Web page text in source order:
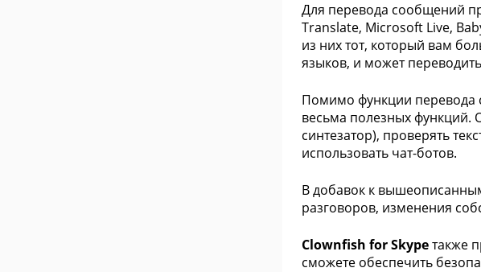
Для перевода сообщений
Translate, Microsoft Live,
из них тот, который вам
языков, и может
Помимо функции перевода
весьма полезных функций.
синтезатор), проверять
использовать чат-ботов.
В добавок к
разговоров, изменения
Clownfish for Skypeтакже
сможете обеспечить